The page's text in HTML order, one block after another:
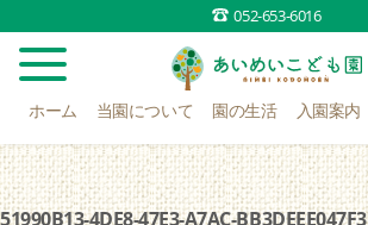
052-653-6016
ホーム 当園について 園の生活 入園案内
51990B13-4DE8-47E3-A7AC-BB3DEEE047F3